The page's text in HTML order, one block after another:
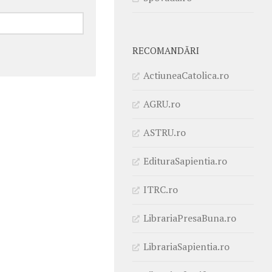
RECOMANDĂRI
ActiuneaCatolica.ro
AGRU.ro
ASTRU.ro
EdituraSapientia.ro
ITRC.ro
LibrariaPresaBuna.ro
LibrariaSapientia.ro